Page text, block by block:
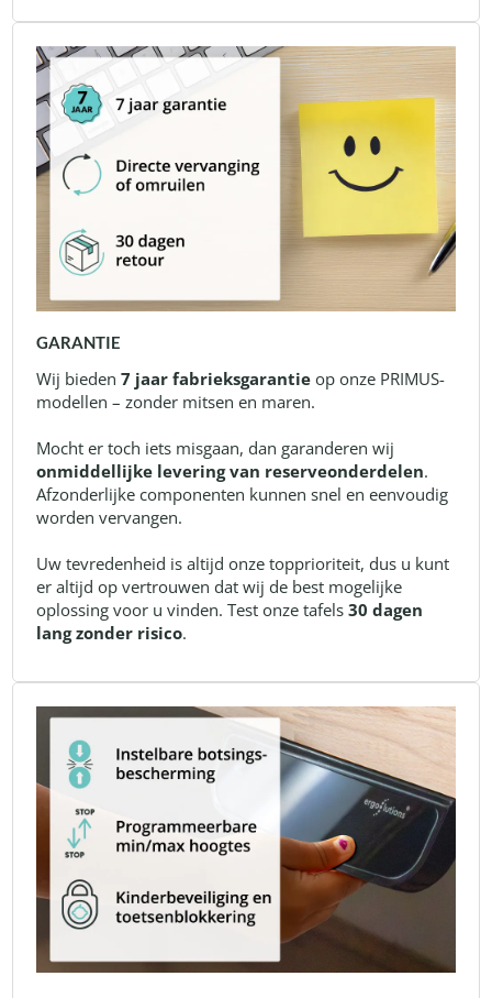
GARANTIE
Wij bieden7 jaar fabrieksgarantie op onze PRIMUS-
modellen – zonder mitsen en maren.
Mocht er toch iets misgaan, dan garanderen wij
onmiddellijke levering van reserveonderdelen.
Afzonderlijke componenten kunnen snel en eenvoudig
worden vervangen.
Uw tevredenheid is altijd onze topprioriteit, dus u kunt
er altijd op vertrouwen dat wij de best mogelijke
oplossing voor u vinden. Test onze tafels30 dagen
lang zonder risico.